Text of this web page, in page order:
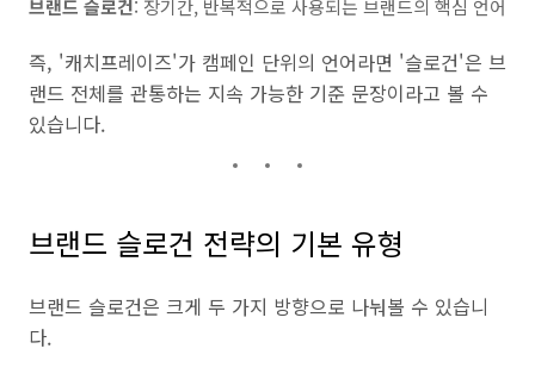
브랜드 슬로건: 장기간, 반복적으로 사용되는 브랜드의 핵심 언어
즉, '캐치프레이즈'가 캠페인 단위의 언어라면 '슬로건'은 브
랜드 전체를 관통하는 지속 가능한 기준 문장이라고 볼 수
있습니다.
브랜드 슬로건 전략의 기본 유형
브랜드 슬로건은 크게 두 가지 방향으로 나눠볼 수 있습니
다.